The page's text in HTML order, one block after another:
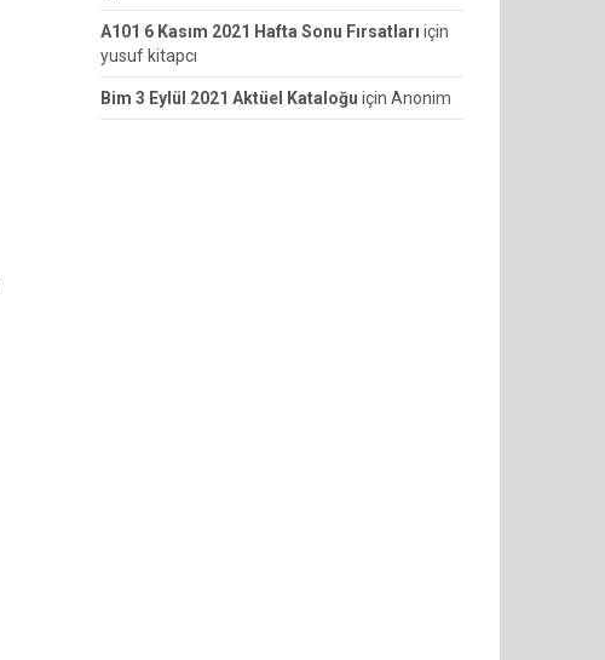
A101 6 Kasım 2021 Hafta Sonu Fırsatları için
yusuf kitapcı
Bim 3 Eylül 2021 Aktüel Kataloğu için Anonim